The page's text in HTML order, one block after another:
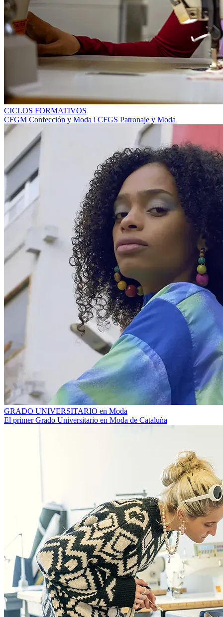
CICLOS FORMATIVOS
CFGM Confección y Moda i CFGS Patronaje y Moda
GRADO UNIVERSITARIO en Moda
El primer Grado Universitario en Moda de Cataluña